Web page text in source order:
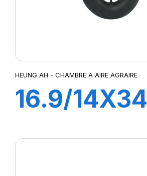
HEUNG AH - CHAMBRE A AIRE AGRAIRE
16.9/14X34